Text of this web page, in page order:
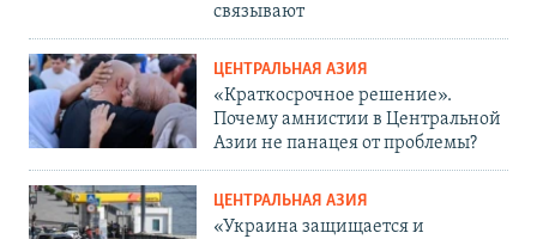
связывают
ЦЕНТРАЛЬНАЯ АЗИЯ
«Краткосрочное решение».
Почему амнистии в Центральной
Азии не панацея от проблемы?
ЦЕНТРАЛЬНАЯ АЗИЯ
«Украина защищается и